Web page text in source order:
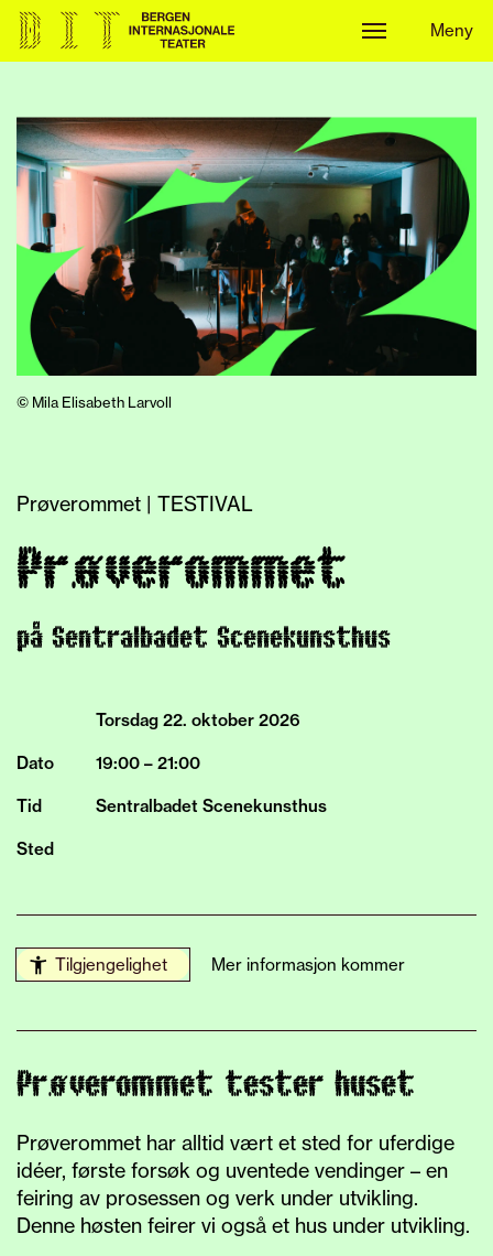
MenyMeny
© Mila Elisabeth Larvoll
Prøverommet | TESTIVAL
Prøverommet
på Sentralbadet Scenekunsthus
Dato
Tid
Sted
Torsdag 22. oktober 2026
19:00 – 21:00
Sentralbadet Scenekunsthus
Tilgjengelighet Mer informasjon kommer
Prøverommet tester huset
Prøverommet har alltid vært et sted for uferdige
idéer, første forsøk og uventede vendinger – en
feiring av prosessen og verk under utvikling.
Denne høsten feirer vi også et hus under utvikling.